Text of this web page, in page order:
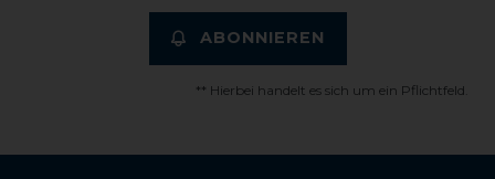
ABONNIEREN
** Hierbei handelt es sich um ein Pflichtfeld.